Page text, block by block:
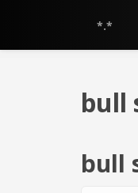
*.*
bull
bull